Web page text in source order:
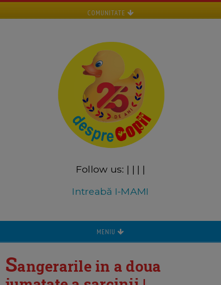
COMUNITATE
Follow us: | | | |
Intreabă I-MAMI
MENIU
Sangerarile in a doua